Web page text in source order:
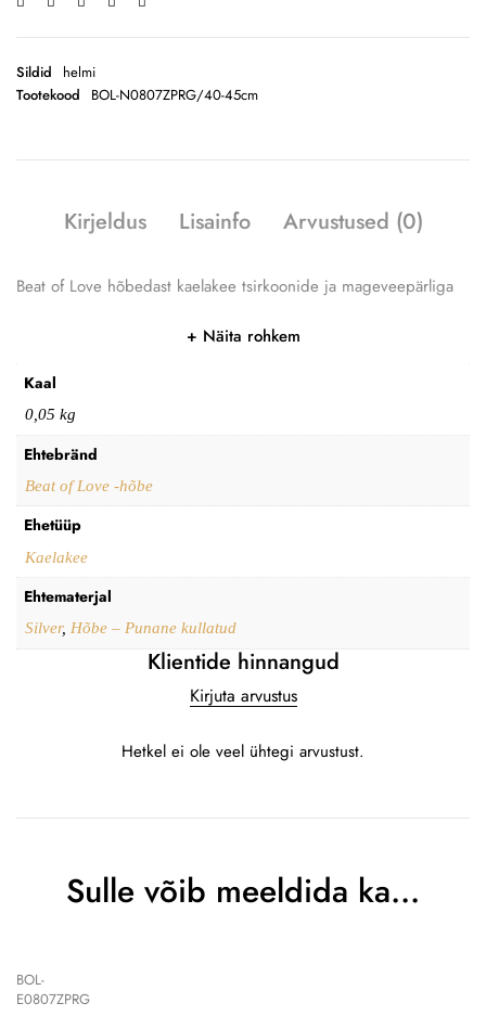
Sildid
helmi
Tootekood
BOL-N0807ZPRG/40-45cm
Kirjeldus Lisainfo Arvustused (0)
Beat of Love hõbedast kaelakee tsirkoonide ja mageveepärliga
Näita rohkem
Kaal
0,05 kg
Ehtebränd
Beat of Love -hõbe
Ehetüüp
Kaelakee
Ehtematerjal
Silver, Hõbe – Punane kullatud
Klientide hinnangud
Kirjuta arvustus
Hetkel ei ole veel ühtegi arvustust.
Sulle võib meeldida ka…
BOL-
E0807ZPRG